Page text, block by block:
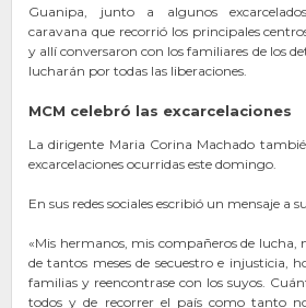
Guanipa, junto a algunos
caravana que recorrió los principales
y allí conversaron con los familiares de los
lucharán por todas las liberaciones.
MCM celebró las excarcelaciones
La dirigente Maria Corina Machado
excarcelaciones ocurridas este domingo.
En sus redes sociales escribió un mensaje a
«Mis hermanos, mis compañeros de lucha,
de tantos meses de secuestro e injusticia,
familias y reencontrase con los suyos.
todos y de recorrer el país como tanto